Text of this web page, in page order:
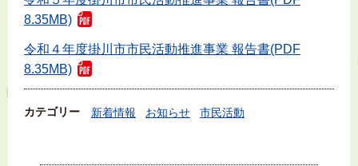
8.35MB)
令和４年度掛川市市民活動推進事業 報告書(PDF
8.35MB)
カテゴリー 新着情報 お知らせ 市民活動